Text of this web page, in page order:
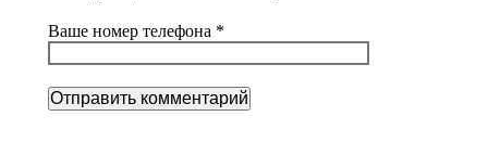
Ваше номер телефона *